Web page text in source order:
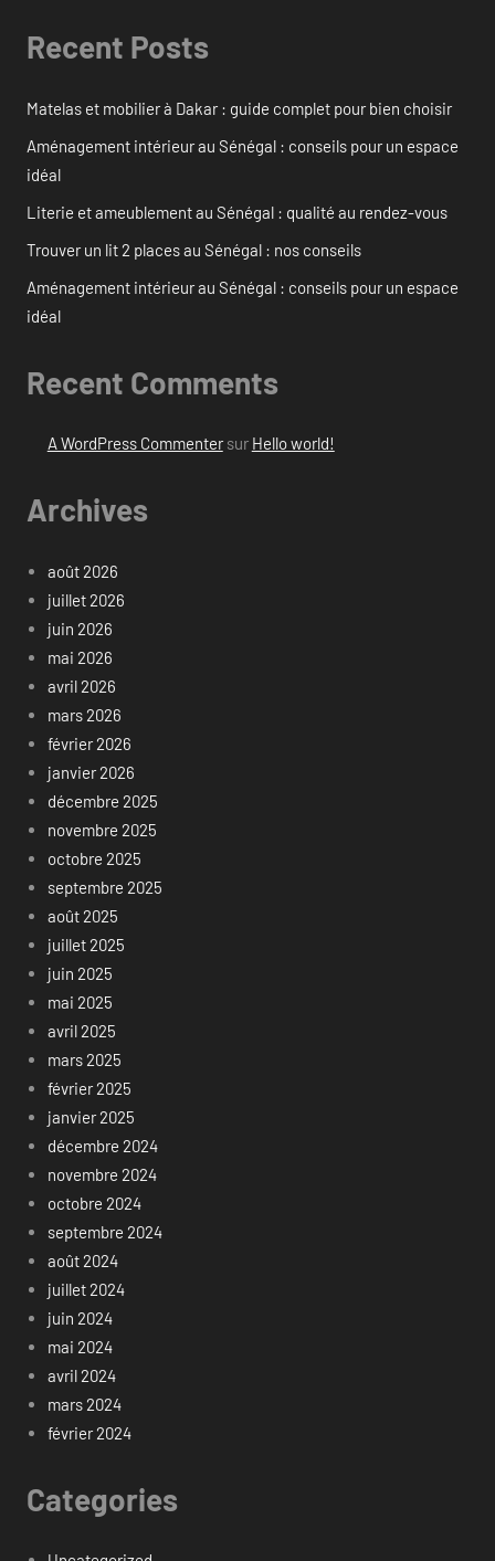
Recent Posts
Matelas et mobilier à Dakar : guide complet pour bien choisir
Aménagement intérieur au Sénégal : conseils pour un espace
idéal
Literie et ameublement au Sénégal : qualité au rendez-vous
Trouver un lit 2 places au Sénégal : nos conseils
Aménagement intérieur au Sénégal : conseils pour un espace
idéal
Recent Comments
A WordPress Commentersur Hello world!
Archives
août 2026
juillet 2026
juin 2026
mai 2026
avril 2026
mars 2026
février 2026
janvier 2026
décembre 2025
novembre 2025
octobre 2025
septembre 2025
août 2025
juillet 2025
juin 2025
mai 2025
avril 2025
mars 2025
février 2025
janvier 2025
décembre 2024
novembre 2024
octobre 2024
septembre 2024
août 2024
juillet 2024
juin 2024
mai 2024
avril 2024
mars 2024
février 2024
Categories